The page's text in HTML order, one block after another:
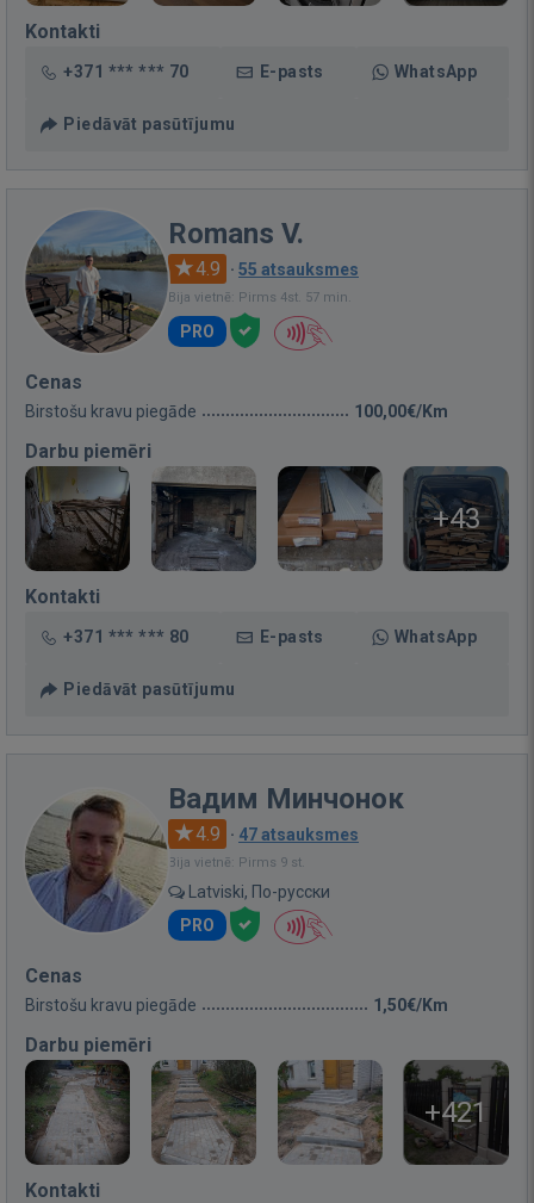
Kontakti
+371 *** *** 70 E-pasts WhatsApp
Piedāvāt pasūtījumu
Romans V.
4.9 · 55 atsauksmes
Bija vietnē: Pirms 4st. 57 min.
PRO
Cenas
Birstošu kravu piegāde 100,00€/Km
Darbu piemēri
+43
Kontakti
+371 *** *** 80 E-pasts WhatsApp
Piedāvāt pasūtījumu
Вадим Минчонок
4.9 · 47 atsauksmes
Bija vietnē: Pirms 9 st.
Latviski, По-русски
PRO
Cenas
Birstošu kravu piegāde 1,50€/Km
Darbu piemēri
+421
Kontakti